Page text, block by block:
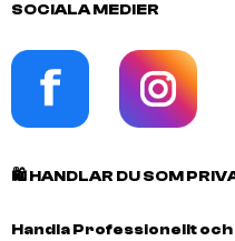
SOCIALA MEDIER
🛍️HANDLAR DU SOM
Handla Professionellt och